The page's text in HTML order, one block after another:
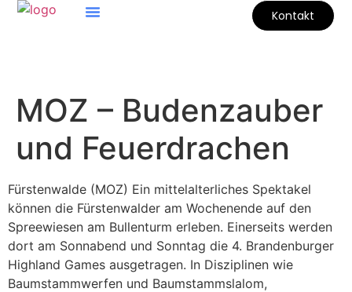
Kontakt
MOZ – Budenzauber
und Feuerdrachen
Fürstenwalde (MOZ) Ein mittelalterliches Spektakel
können die Fürstenwalder am Wochenende auf den
Spreewiesen am Bullenturm erleben. Einerseits werden
dort am Sonnabend und Sonntag die 4. Brandenburger
Highland Games ausgetragen. In Disziplinen wie
Baumstammwerfen und Baumstammslalom,